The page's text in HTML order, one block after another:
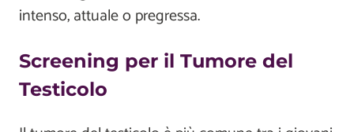
intenso, attuale o pregressa.
Screening per il Tumore del
Testicolo